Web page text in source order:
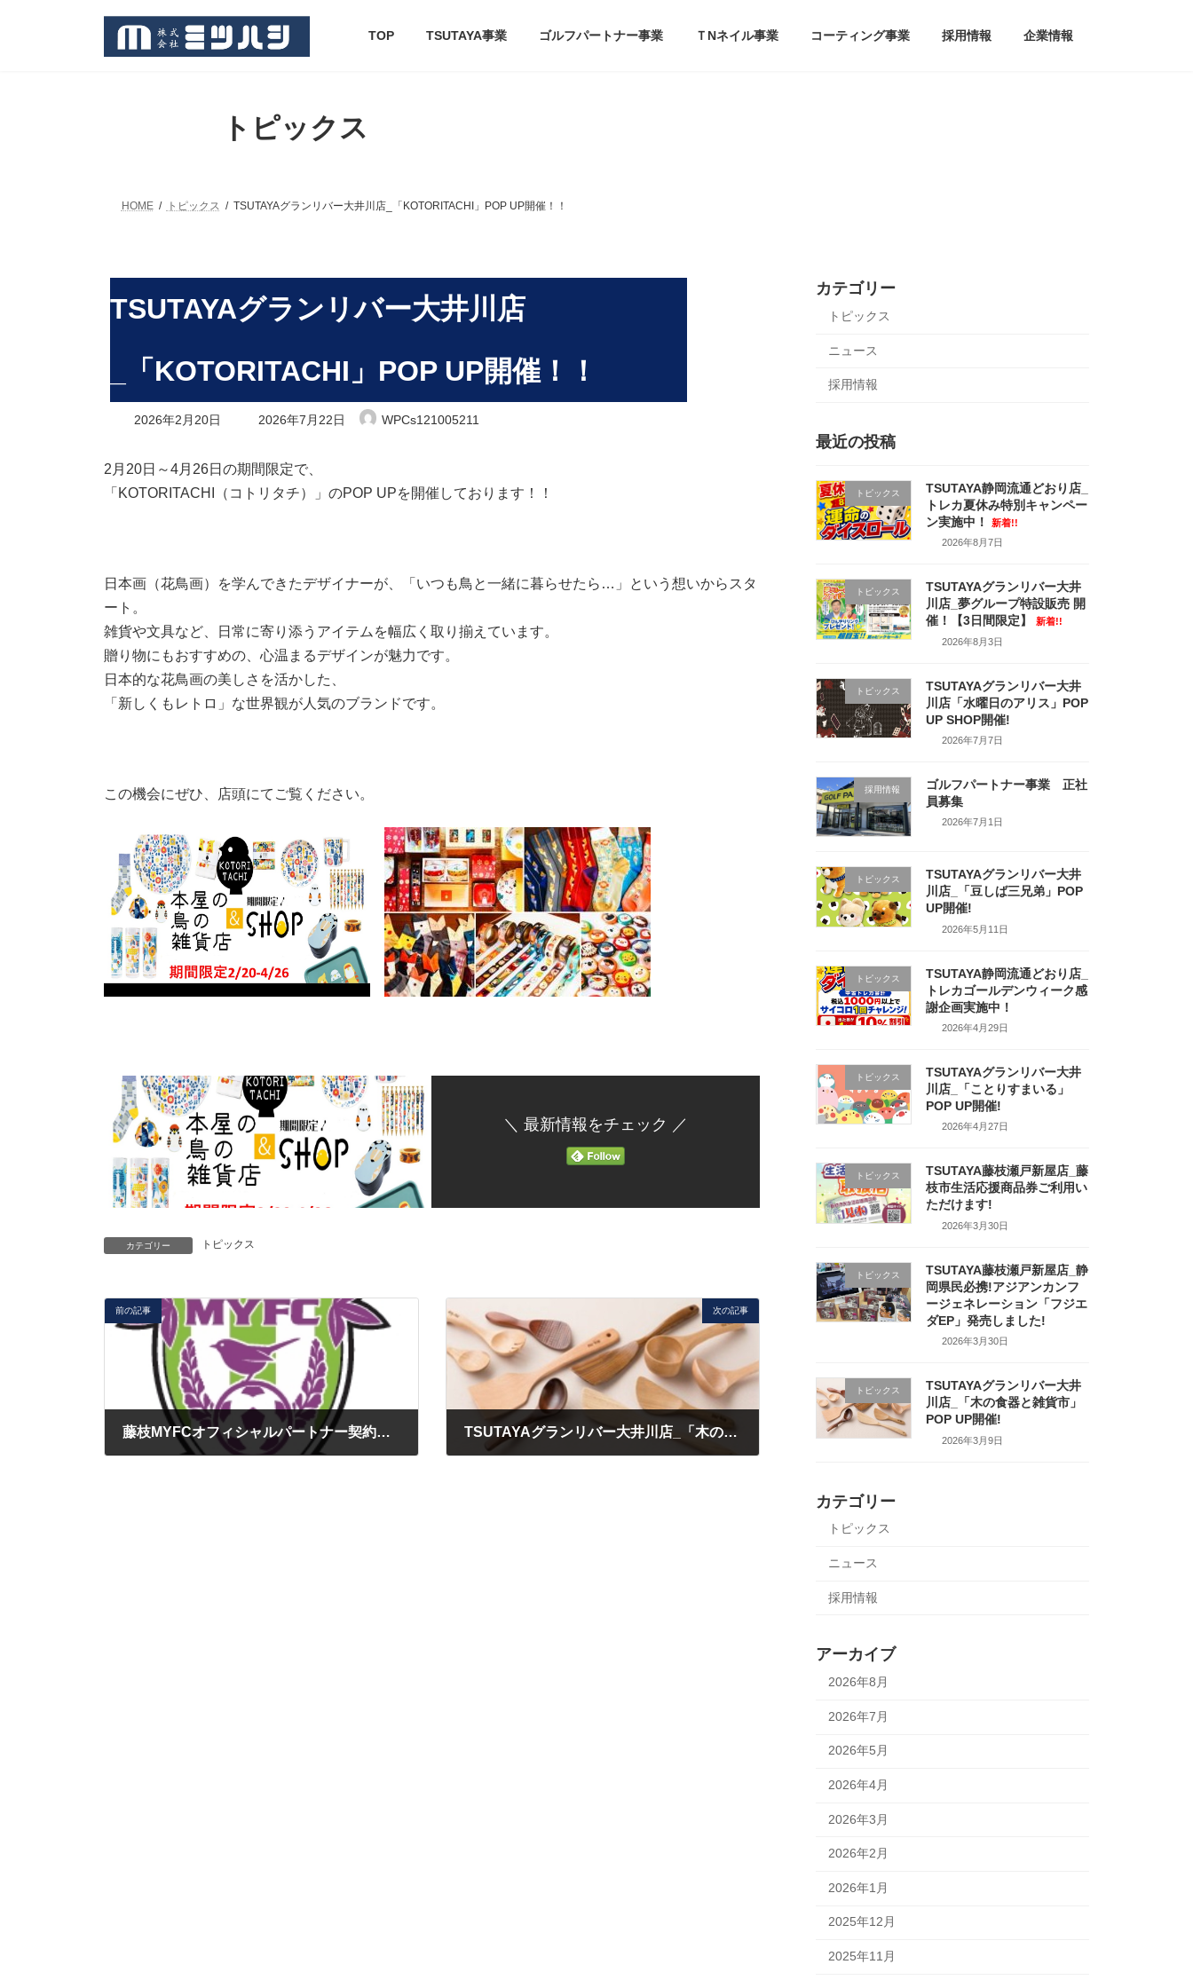
TOP TSUTAYA事業 ゴルフパートナー事業 ＴNネイル事業 コーティング事業 採用情報 企業情報
トピックス
HOME トピックス TSUTAYAグランリバー大井川店_「KOTORITACHI」POP UP開催！！
TSUTAYAグランリバー大井川店
_「KOTORITACHI」POP UP開催！！
2026年2月20日
最
終
新
日
時
2026年7月22日 WPCs121005211
2月20日～4月26日の期間限定で、
「KOTORITACHI（コトリタチ）」のPOP UPを開催しております！！
日本画（花鳥画）を学んできたデザイナーが、「いつも鳥と一緒に暮らせたら…」という想いからスタ
ート。
雑貨や文具など、日常に寄り添うアイテムを幅広く取り揃えています。
贈り物にもおすすめの、心温まるデザインが魅力です。
日本的な花鳥画の美しさを活かした、
「新しくもレトロ」な世界観が人気のブランドです。
この機会にぜひ、店頭にてご覧ください。
＼ 最新情報をチェック ／
カテゴリー トピックス
前の記事
藤枝MYFCオフィシャルパートナー契約締結のお知らせ
次の記事
TSUTAYAグランリバー大井川店_「木の食器と雑貨市」POP UP開催!
カテゴリー
トピックス
ニュース
採用情報
最近の投稿
トピックス
TSUTAYA静岡流通どおり店_
トレカ夏休み特別キャンペー
ン実施中！
新着!!
2026年8月7日
トピックス
TSUTAYAグランリバー大井
川店_夢グループ特設販売 開
催！【3日間限定】
新着!!
2026年8月3日
トピックス
TSUTAYAグランリバー大井
川店「水曜日のアリス」POP
UP SHOP開催!
2026年7月7日
採用情報
ゴルフパートナー事業 正社
員募集
2026年7月1日
トピックス
TSUTAYAグランリバー大井
川店_「豆しば三兄弟」POP
UP開催!
2026年5月11日
トピックス
TSUTAYA静岡流通どおり店_
トレカゴールデンウィーク感
謝企画実施中！
2026年4月29日
トピックス
TSUTAYAグランリバー大井
川店_「ことりすまいる」
POP UP開催!
2026年4月27日
トピックス
TSUTAYA藤枝瀬戸新屋店_藤
枝市生活応援商品券ご利用い
ただけます!
2026年3月30日
トピックス
TSUTAYA藤枝瀬戸新屋店_静
岡県民必携!アジアンカンフ
ージェネレーション「フジエ
ダEP」発売しました!
2026年3月30日
トピックス
TSUTAYAグランリバー大井
川店_「木の食器と雑貨市」
POP UP開催!
2026年3月9日
カテゴリー
トピックス
ニュース
採用情報
アーカイブ
2026年8月
2026年7月
2026年5月
2026年4月
2026年3月
2026年2月
2026年1月
2025年12月
2025年11月